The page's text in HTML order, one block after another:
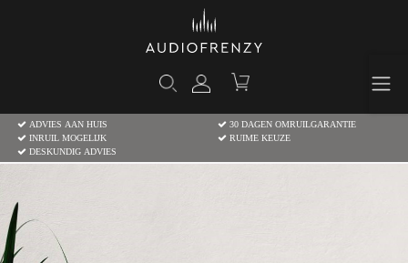
ADVIES AAN HUIS
30 DAGEN OMRUILGARANTIE
INRUIL MOGELIJK
RUIME KEUZE
DESKUNDIG ADVIES